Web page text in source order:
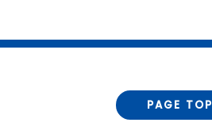
PAGE TOP